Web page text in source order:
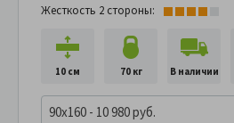
Жесткость 2 стороны:
10 см 70 кг В наличии
90x160 - 10 980 руб.